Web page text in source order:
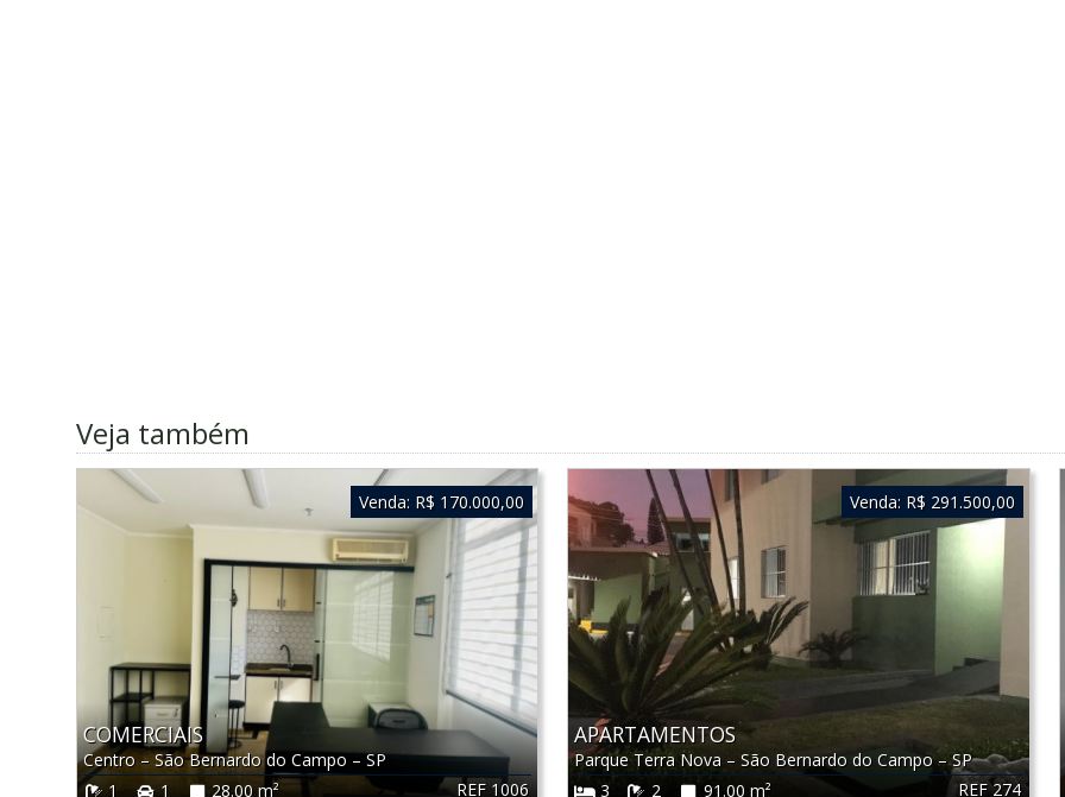
Veja também
REF 1006
COMERCIAIS
Centro–São Bernardo do Campo–SP
1
1 28.00 m²
Venda: R$ 170.000,00
REF 274
APARTAMENTOS
Parque Terra Nova –São Bernardo do Campo–SP
3
2 91.00 m²
Venda: R$ 291.500,00